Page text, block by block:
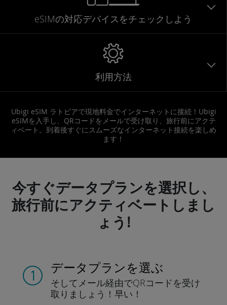
eSIMの対応デバイスをチェックしよう
利用方法
Ubigi eSIM ラトビアで現地料金でインターネットに接続！Ubigi
eSIMを入手し、QRコードをメールで受け取り、旅行前にアクテ
ィベート。到着後すぐにスムーズなインターネット接続を楽しめ
ます！
今すぐデータプランを選択し、
旅行前にアクティベートしまし
ょう!
データプランを選ぶ
そしてメール経由でQRコードを受け
取りましょう！早い！